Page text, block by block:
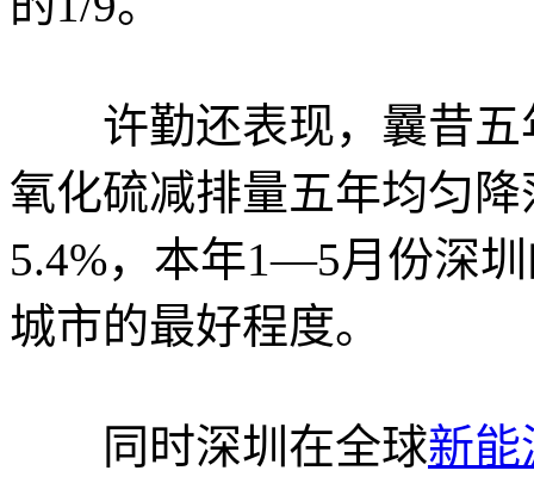
许勤还表现，曩昔五
氧化硫减排量五年均匀降
5.4%，本年1—5月份深
城市的最好程度。
同时深圳在全球新能